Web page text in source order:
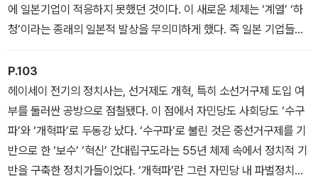
에 일본기업이 적응하지 못했던 것이다. 이 새로운 체제는 ‘계열’ ‘하
청’이라는 종래의 일본적 발상을 무의미하게 했다. 즉 일본 기업들은
오랜 기간 익숙해진 조직원리의 근본적인 변경을 요구받게 됐다. 이
것이 전통적인 일본 대기업에는 좀처럼 쉽지 않았다.
P.103
헤이세이 전기의 정치사는, 선거제도 개혁, 특히 소선거구제 도입 여
부를 둘러싼 공방으로 점철됐다. 이 점에서 자민당도 사회당도 ‘수구
파’와 ‘개혁파’로 두동강 났다. ‘수구파’로 불린 것은 중선거구제를 기
반으로 한 ‘보수’ ‘혁신’ 간대립구도라는 55년 체제 속에서 정치적 기
반을 구축한 정치가들이었다. ‘개혁파’란 그런 자민당 내 파벌정치와